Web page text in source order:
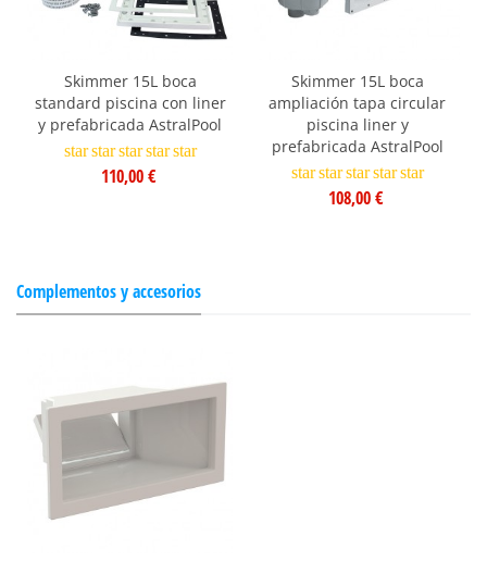
Skimmer 15L boca
standard piscina con liner
y prefabricada AstralPool
star star star star star
110,00 €
Skimmer 15L boca
ampliación tapa circular
piscina liner y
prefabricada AstralPool
star star star star star
108,00 €
Complementos y accesorios